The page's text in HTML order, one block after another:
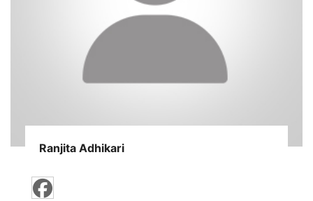
Ranjita Adhikari